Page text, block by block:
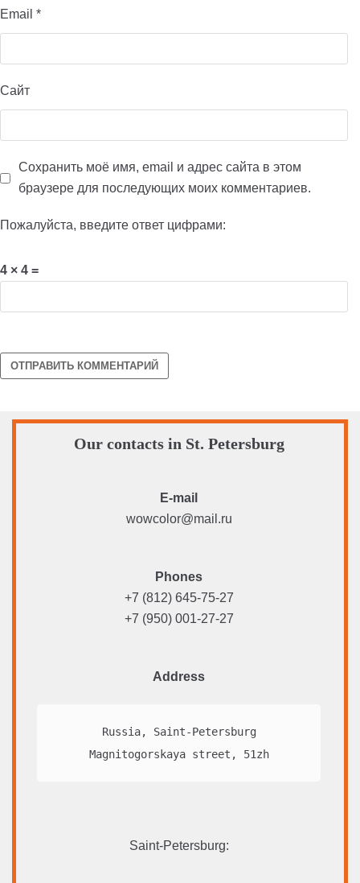
Email *
Сайт
Сохранить моё имя, email и адрес сайта в этом
браузере для последующих моих комментариев.
Пожалуйста, введите ответ цифрами:
4 × 4 =
Our contacts in St. Petersburg
E-mail
wowcolor@mail.ru
Phones
+7 (812) 645-75-27
+7 (950) 001-27-27
Address
Russia, Saint-Petersburg
Magnitogorskaya street, 51zh
Saint-Petersburg: